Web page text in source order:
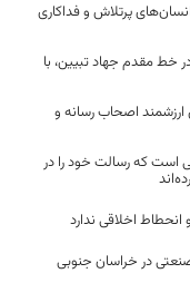
پرتلاش و فداکاری
خط مقدم جهاد تبیین، با
ارزشمند اصحاب رسانه و
است که رسالت خود را در
اخلاقی ندارد
صنعتی در خراسان جنوبی